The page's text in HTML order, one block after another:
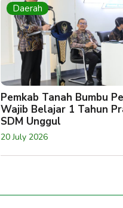
Daerah
Pemkab Tanah Bumbu
Wajib Belajar 1 Tahun
SDM Unggul
20 July 2026